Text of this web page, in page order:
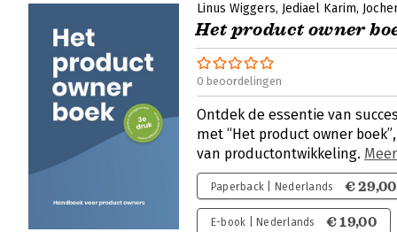
Linus Wiggers Jediael Karim
Het product owner
0 beoordelingen
Ontdek de essentie van
met “Het product owner
van productontwikkeling. Meer
Paperback | Nederlands € 29,00
E-book | Nederlands € 19,00